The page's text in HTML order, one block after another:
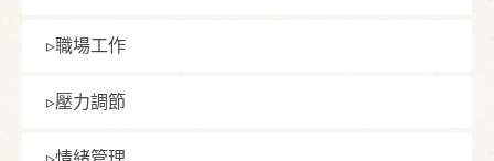
▹職場⼯作
▹壓⼒調節